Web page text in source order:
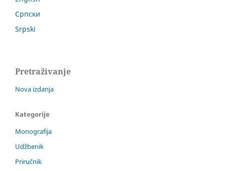
Српски
Srpski
Pretraživanje
Nova izdanja
Kategorije
Monografija
Udžbenik
Priručnik